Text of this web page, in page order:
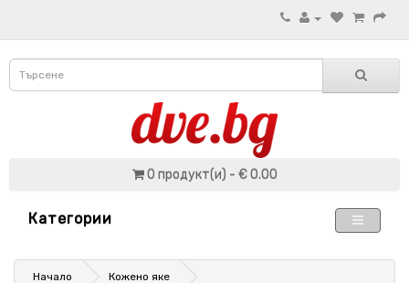
0 продукт(и) - € 0.00
Категории
Начало Кожено яке